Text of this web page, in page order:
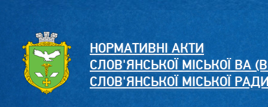
НОРМАТИВНІ АКТИ
СЛОВ'ЯНСЬКОЇ МІСЬКОЇ ВА
СЛОВ'ЯНСЬКОЇ МІСЬКОЇ